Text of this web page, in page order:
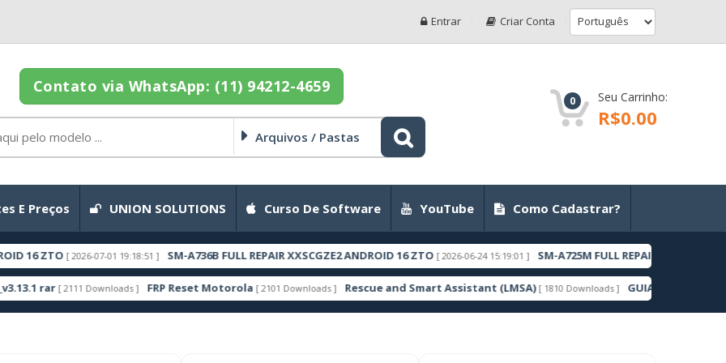
Entrar Criar Conta
Contato via WhatsApp: (11) 94212-4659
Arquivos / Pastas
0 Seu Carrinho:
R$0.00
E Preços UNION SOLUTIONS Curso De Software YouTube Como Cadastrar?
[ 2026-07-01 19:18:51 ] SM-A736B FULL REPAIR XXSCGZE2 ANDROID 16 ZTO [ 2026-06-24 15:19:01 ] SM-A725M FULL REPAIR UBSBFYC1 ANDROID
[ 2111 Downloads ] FRP Reset Motorola [ 2101 Downloads ] Rescue and Smart Assistant (LMSA) [ 1810 Downloads ] GUIA DE COMO